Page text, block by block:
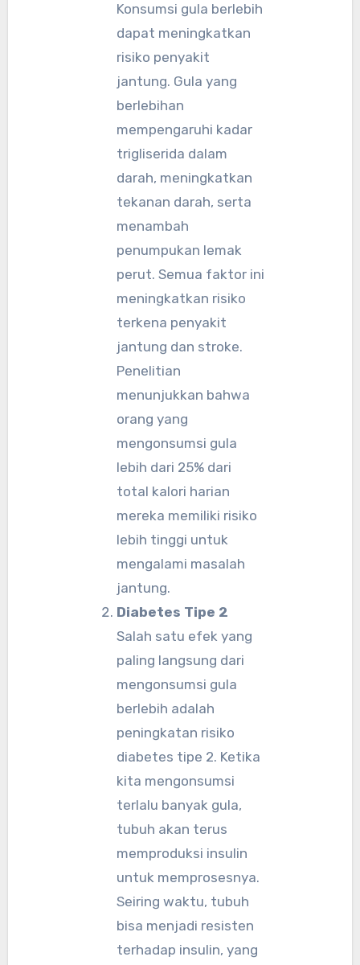
Konsumsi gula berlebih
dapat meningkatkan
risiko penyakit
jantung. Gula yang
berlebihan
mempengaruhi kadar
trigliserida dalam
darah, meningkatkan
tekanan darah, serta
menambah
penumpukan lemak
perut. Semua faktor ini
meningkatkan risiko
terkena penyakit
jantung dan stroke.
Penelitian
menunjukkan bahwa
orang yang
mengonsumsi gula
lebih dari 25% dari
total kalori harian
mereka memiliki risiko
lebih tinggi untuk
mengalami masalah
jantung.
Diabetes Tipe 2
Salah satu efek yang
paling langsung dari
mengonsumsi gula
berlebih adalah
peningkatan risiko
diabetes tipe 2. Ketika
kita mengonsumsi
terlalu banyak gula,
tubuh akan terus
memproduksi insulin
untuk memprosesnya.
Seiring waktu, tubuh
bisa menjadi resisten
terhadap insulin, yang